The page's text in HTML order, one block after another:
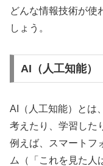
どんな情報技術が使
しょう。
AI（人工知能）
AI（人工知能）とは
考えたり、学習した
例えば、スマートフ
ム（「これを見た人